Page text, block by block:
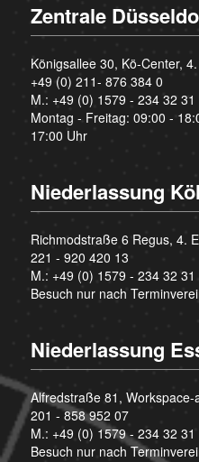
Zentrale
Königsallee 30, Kö-Center,
+49 (0) 211- 876 384 0
M.: +49 (0) 1579 - 234 32 31
Montag - Freitag: 09:00 -
17:00 Uhr
Niederlassung
Richmodstraße 6 Regus, 4.
221 - 920 420 13
M.: +49 (0) 1579 - 234 32 31
Besuch nur nach
Niederlassung
Alfredstraße 81, Workspace-
201 - 858 952 07
M.: +49 (0) 1579 - 234 32 31
Besuch nur nach